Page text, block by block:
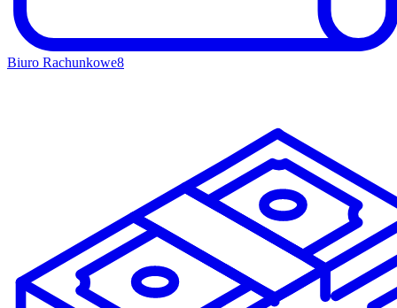
Biuro Rachunkowe8